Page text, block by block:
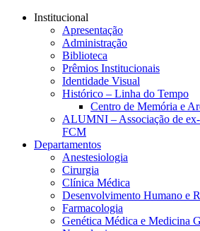
Conteúdo principal
Institucional
Apresentação
Administração
Biblioteca
Prêmios Institucionais
Identidade Visual
Histórico – Linha do Tempo
Centro de Memória e
ALUMNI – Associação de ex-
FCM
Departamentos
Anestesiologia
Cirurgia
Clínica Médica
Desenvolvimento Humano e
Farmacologia
Genética Médica e Medicina